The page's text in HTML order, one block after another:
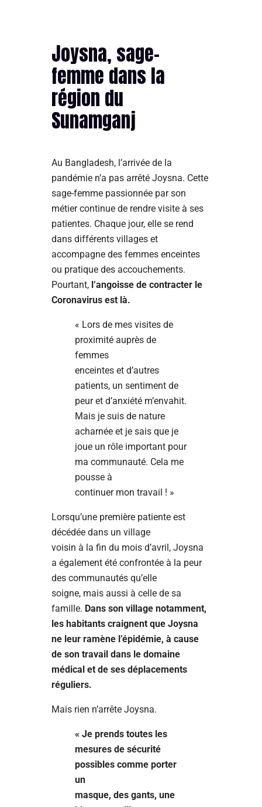
Joysna, sage-
femme dans la
région du
Sunamganj
Au Bangladesh, l’arrivée de la
pandémie n’a pas arrêté Joysna. Cette
sage-femme passionnée par son
métier continue de rendre visite à ses
patientes. Chaque jour, elle se rend
dans différents villages et
accompagne des femmes enceintes
ou pratique des accouchements.
Pourtant, l’angoisse de contracter le
Coronavirus est là.
« Lors de mes visites de
proximité auprès de
femmes
enceintes et d’autres
patients, un sentiment de
peur et d’anxiété m’envahit.
Mais je suis de nature
acharnée et je sais que je
joue un rôle important pour
ma communauté. Cela me
pousse à
continuer mon travail ! »
Lorsqu’une première patiente est
décédée dans un village
voisin à la fin du mois d’avril, Joysna
a également été confrontée à la peur
des communautés qu’elle
soigne, mais aussi à celle de sa
famille. Dans son village notamment,
les habitants craignent que Joysna
ne leur ramène l’épidémie, à cause
de son travail dans le domaine
médical et de ses déplacements
réguliers.
Mais rien n’arrête Joysna.
« Je prends toutes les
mesures de sécurité
possibles comme porter
un
masque, des gants, une